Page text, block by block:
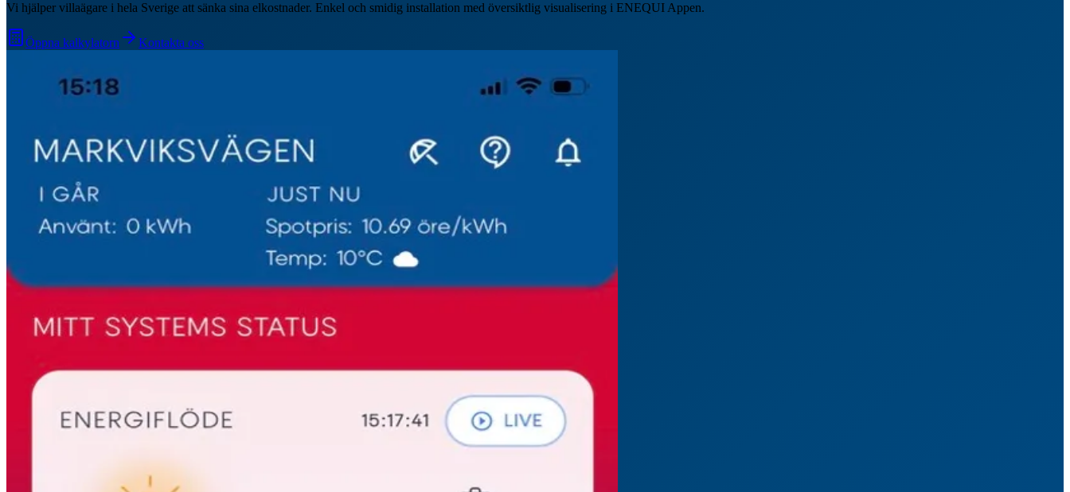
Vi hjälper villaägare i hela Sverige att sänka sina elkostnader. Enkel och smidig installation med översiktlig visualisering i ENEQUI Appen.
Öppna kalkylatorn Kontakta oss